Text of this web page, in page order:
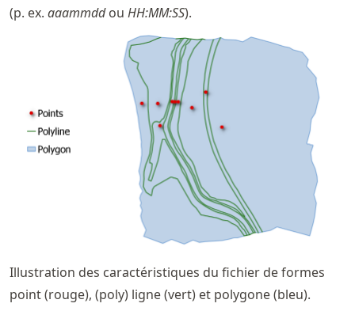
(p. ex. aaammddou HH:MM:SS).
Illustration des caractéristiques du fichier de formes
point (rouge), (poly) ligne (vert) et polygone (bleu).